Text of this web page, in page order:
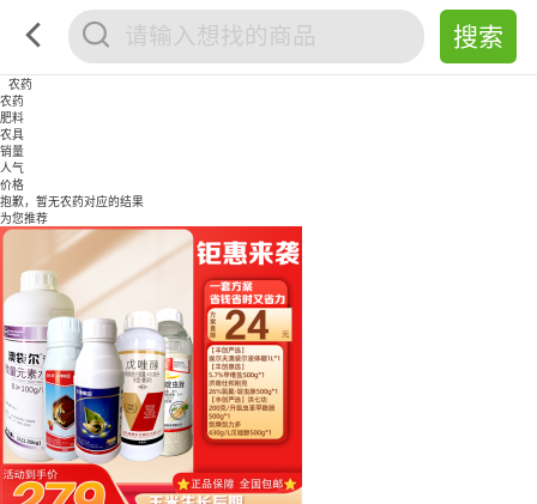
农药
农药
肥料
农具
销量
人气
价格
抱歉，暂无农药对应的结果
为您推荐